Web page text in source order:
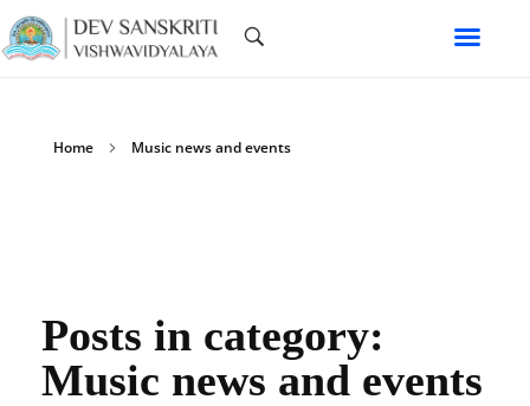
Home Music news and events
Posts in category:
Music news and events